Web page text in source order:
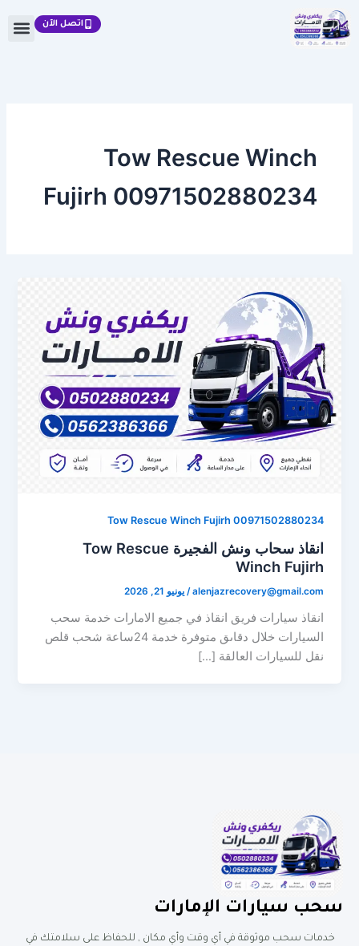
تخطي
إلى
المحتوى
اتصل الآن
Tow Rescue Winch
Fujirh 00971502880234
Tow Rescue Winch Fujirh 00971502880234
انقاذ سحاب ونش الفجيرة Tow Rescue
Winch Fujirh
alenjazrecovery@gmail.com
/يونيو 21, 2026
انقاذ سيارات فريق انقاذ في جميع الامارات خدمة سحب
السيارات خلال دقاىق متوفرة خدمة 24ساعة شحب قلص
نقل للسيارات العالقة […]
سحب سيارات الإمارات
خدمات سحب موثوقة في أي وقت وأي مكان , للحفاظ على سلامتك في